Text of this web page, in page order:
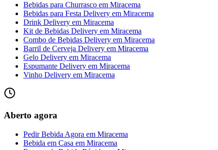
Bebidas para Churrasco em Miracema
Bebidas para Festa Delivery em Miracema
Drink Delivery em Miracema
Kit de Bebidas Delivery em Miracema
Combo de Bebidas Delivery em Miracema
Barril de Cerveja Delivery em Miracema
Gelo Delivery em Miracema
Espumante Delivery em Miracema
Vinho Delivery em Miracema
Aberto agora
Pedir Bebida Agora em Miracema
Bebida em Casa em Miracema